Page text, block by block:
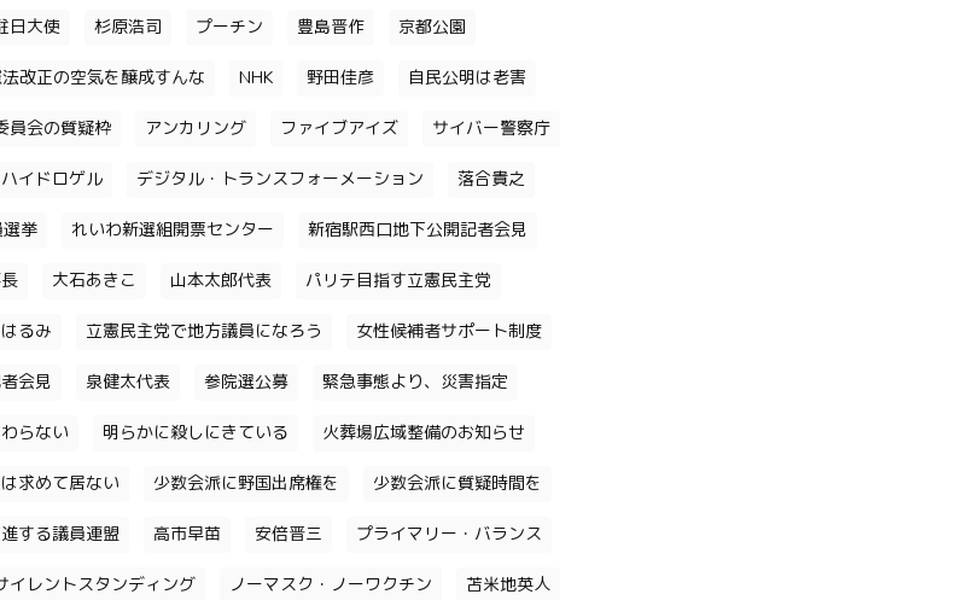
日大使 杉原浩司 プーチン 豊島晋作 京都公園
改正の空気を醸成すんな NHK 野田佳彦 自民公明は老害
員会の質疑枠 アンカリング ファイブアイズ サイバー警察庁
ハイドロゲル デジタル・トランスフォーメーション 落合貴之
挙 れいわ新選組開票センター 新宿駅西口地下公開記者会見
大石あきこ 山本太郎代表 パリテ目指す立憲民主党
るみ 立憲民主党で地方議員になろう 女性候補者サポート制度
会見 泉健太代表 参院選公募 緊急事態より、災害指定
らない 明らかに殺しにきている 火葬場広域整備のお知らせ
求めて居ない 少数会派に野国出席権を 少数会派に質疑時間を
する議員連盟 高市早苗 安倍晋三 プライマリー・バランス
イレントスタンディング ノーマスク・ノーワクチン 苫米地英人